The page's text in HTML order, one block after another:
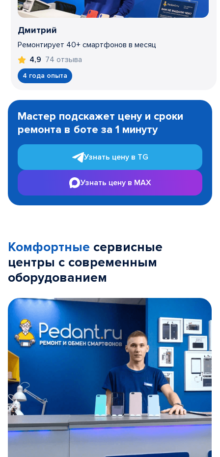
Дмитрий
Ремонтирует 40+ смартфонов в месяц
4,9 74 отзыва
4 года опыта
1
Мастер подскажет цену и сроки
ремонта в боте за 1 минуту
Узнать цену в TG
Узнать цену в MAX
Комфортные сервисные
центры с современным
оборудованием